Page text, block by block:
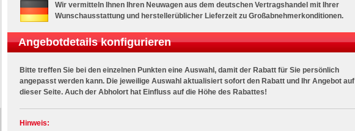
Wir vermitteln Ihnen Ihren Neuwagen aus dem deutschen Vertragshandel mit Ihrer
Wunschausstattung und herstellerüblicher Lieferzeit zu Großabnehmerkonditionen.
Angebotdetails konfigurieren
Bitte treffen Sie bei den einzelnen Punkten eine Auswahl, damit der Rabatt für Sie persönlich
angepasst werden kann. Die jeweilige Auswahl aktualisiert sofort den Rabatt und Ihr Angebot auf
dieser Seite. Auch der Abholort hat Einfluss auf die Höhe des Rabattes!
Hinweis: